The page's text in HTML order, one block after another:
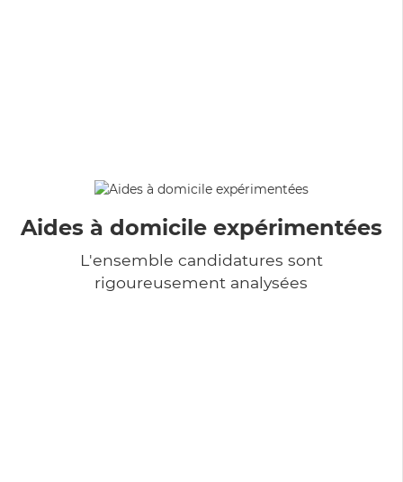
Aides à domicile expérimentées
L'ensemble candidatures sont
rigoureusement analysées